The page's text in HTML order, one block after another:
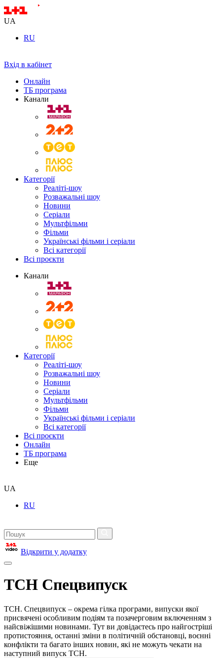
UA
RU
Вхід в кабінет
Онлайн
ТБ програма
Канали
Категорії
Реаліті-шоу
Розважальні шоу
Новини
Серіали
Мультфільми
Фільми
Українські фільми і серіали
Всі категорії
Всі проєкти
Канали
Категорії
Реаліті-шоу
Розважальні шоу
Новини
Серіали
Мультфільми
Фільми
Українські фільми і серіали
Всі категорії
Всі проєкти
Онлайн
ТБ програма
Еще
UA
RU
Відкрити у додатку
ТСН Спецвипуск
ТСН. Спецвипуск – окрема гілка програми, випуски якої
присвячені особливим подіям та позачерговим включенням з
найсвіжішими новинами. Тут ви довідаєтесь про найгостріші
протистояння, останні зміни в політичній обстановці, воєнні
конфлікти та багато інших новин, які не можуть чекати на
наступний випуск ТСН.